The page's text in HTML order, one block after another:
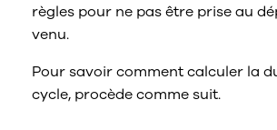
règles pour ne pas être prise au
venu.
Pour savoir comment calculer la
cycle, procède comme suit.